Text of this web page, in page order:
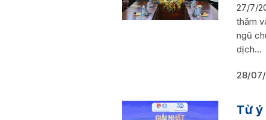
27/7/
thăm
ngũ
dịch...
28/
Từ ý